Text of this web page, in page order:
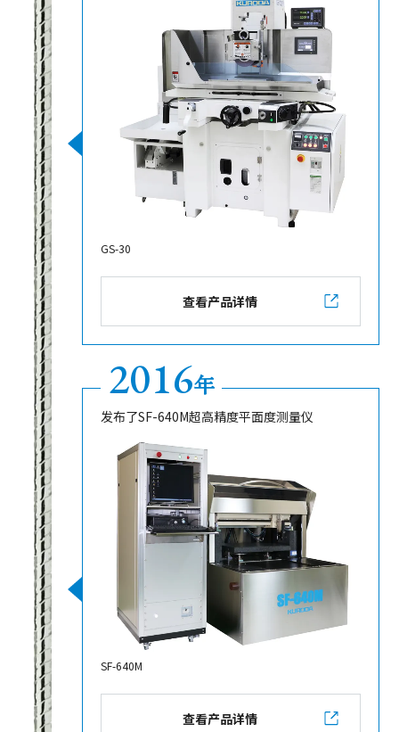
GS-30
查看产品详情
2016年
发布了SF-640M超高精度平面度测量仪
SF-640M
查看产品详情